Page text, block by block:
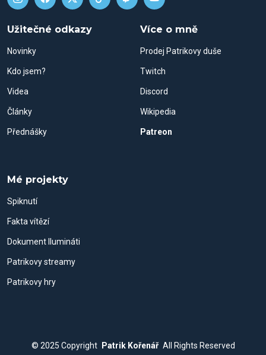
Užitečné odkazy
Novinky
Kdo jsem?
Videa
Články
Přednášky
Více o mně
Prodej Patrikovy duše
Twitch
Discord
Wikipedia
Patreon
Mé projekty
Spiknutí
Fakta vítězí
Dokument Ilumináti
Patrikovy streamy
Patrikovy hry
© 2025 Copyright Patrik Kořenář All Rights Reserved